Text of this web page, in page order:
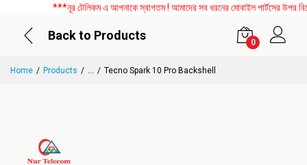
***নূর টেলিকম এ আপনাকে স্বাগতম ! আমাদের সব ধরনের মোবাইল পার্টসের উপর
Back to Products
0
Home Products ... Tecno Spark 10 Pro Backshell